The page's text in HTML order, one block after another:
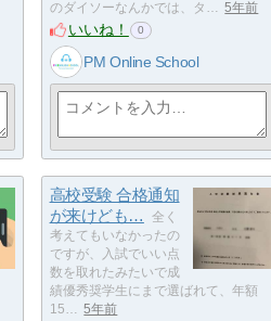
のダイソーなんかでは、タ…
5年前
いいね！ 0
PM Online School
高校受験 合格通知
が来けども…
全く
考えてもいなかったの
ですが、入試でいい点
数を取れたみたいで成
績優秀奨学生にまで選ばれて、年額
15…
5年前